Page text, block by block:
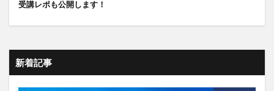
受講レポも公開します！
新着記事